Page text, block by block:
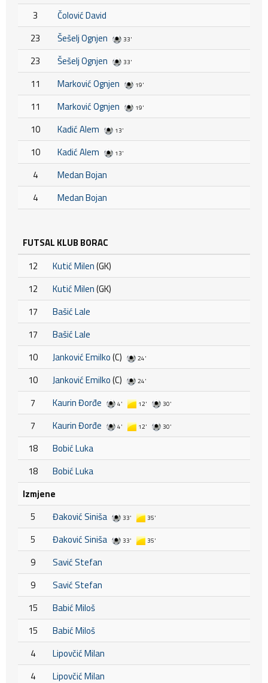
3
Čolović David
23
Šešelj Ognjen 33'
23 Šešelj Ognjen 33'
11 Marković Ognjen 19'
11 Marković Ognjen 19'
10 Kadić Alem 13'
10 Kadić Alem 13'
4
Medan Bojan
4
Medan Bojan
FUTSAL KLUB BORAC
12
Kutić Milen(GK)
12
Kutić Milen(GK)
17
Bašić Lale
17
Bašić Lale
10
Janković Emilko(C) 24'
10 Janković Emilko(C) 24'
7 Kaurin Đorđe 4' 12' 30'
7 Kaurin Đorđe 4' 12' 30'
18
Bobić Luka
18
Bobić Luka
Izmjene
5
Đaković Siniša 33' 35'
5 Đaković Siniša 33' 35'
9
Savić Stefan
9
Savić Stefan
15
Babić Miloš
15
Babić Miloš
4
Lipovčić Milan
4
Lipovčić Milan